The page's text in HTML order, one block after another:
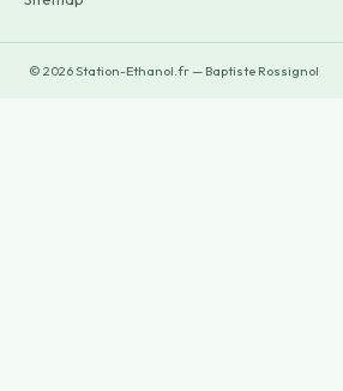
© 2026Station-Ethanol.fr — Baptiste Rossignol